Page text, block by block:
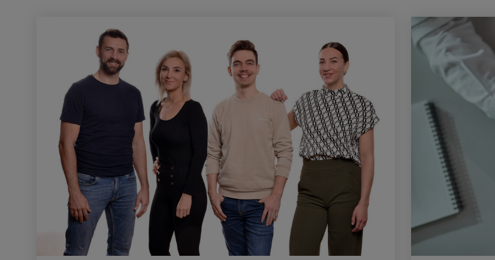
eingebetteten Drittanbieter-Tool gesetzt und
dienen der Analyse von
Benutzerinteraktionen, der Verfolgung des
Verhaltens auf verschiedenen Websites
und/oder der Bereitstellung personalisierter
Werbung.
Alle externe Medien
Name: Externe Medien
Zweck: Alle Cookies der Kategorie "Externe Medien"